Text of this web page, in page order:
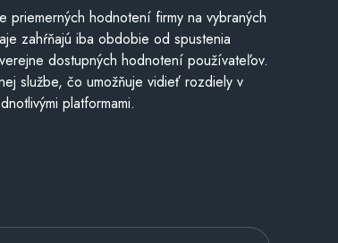
priemerných hodnotení firmy na vybraných
zahŕňajú iba obdobie od spustenia
dostupných hodnotení používateľov.
službe, čo umožňuje vidieť rozdiely v
platformami.